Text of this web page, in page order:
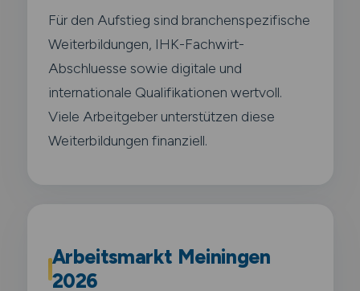
Für den Aufstieg sind branchenspezifische
Weiterbildungen, IHK-Fachwirt-
Abschluesse sowie digitale und
internationale Qualifikationen wertvoll.
Viele Arbeitgeber unterstützen diese
Weiterbildungen finanziell.
Arbeitsmarkt Meiningen
2026